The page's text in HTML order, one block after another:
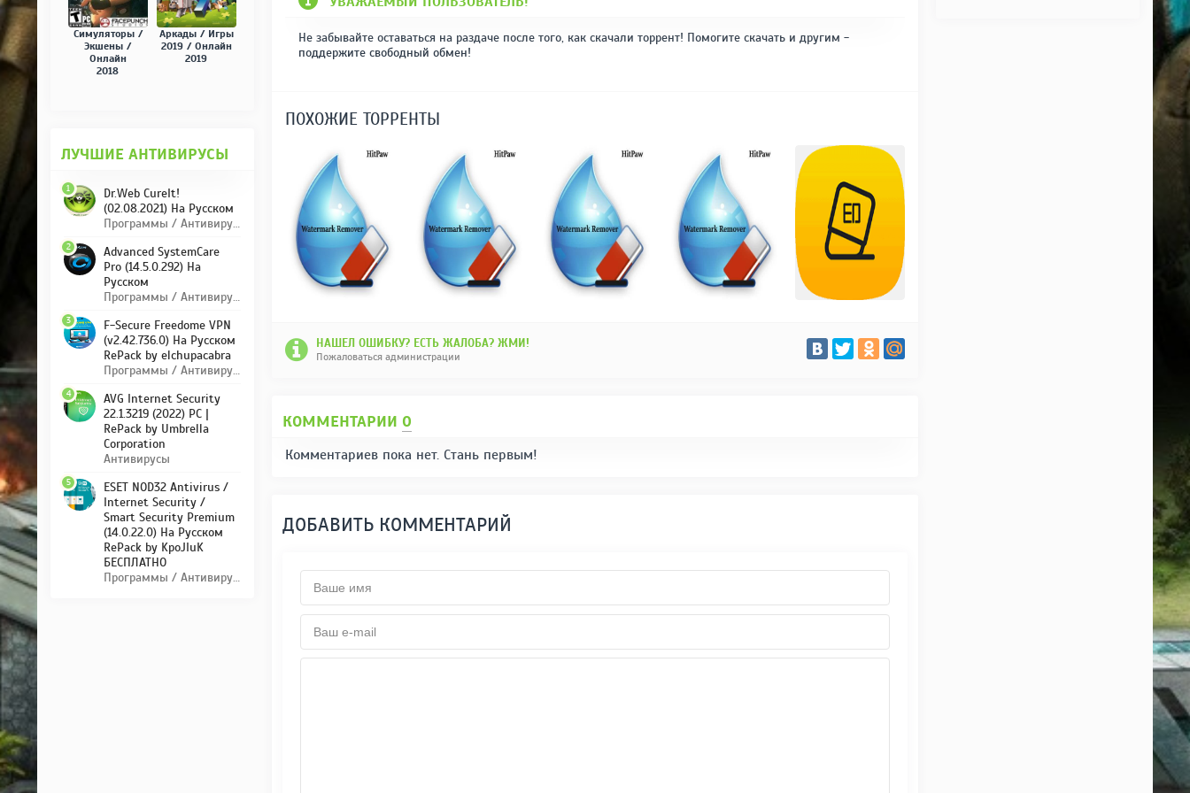
Не забывайте оставаться на раздаче после того, как скачали торрент! Помогите скачать и другим -
поддержите свободный обмен!
ПОХОЖИЕ ТОРРЕНТЫ
НАШЕЛ ОШИБКУ? ЕСТЬ ЖАЛОБА? ЖМИ!
Пожаловаться администрации
КОММЕНТАРИИ 0
Комментариев пока нет. Стань первым!
ДОБАВИТЬ КОММЕНТАРИЙ
Симуляторы /
Экшены /
Онлайн
2018
Аркады / Игры
2019 / Онлайн
2019
ЛУЧШИЕ АНТИВИРУСЫ
Dr.Web CureIt!
(02.08.2021) На Русском
Программы / Антивирусы
1
Advanced SystemCare
Pro (14.5.0.292) На
Русском
Программы / Антивирусы
2
F-Secure Freedome VPN
(v2.42.736.0) На Русском
RePack by elchupacabra
Программы / Антивирусы
3
AVG Internet Security
22.1.3219 (2022) PC |
RePack by Umbrella
Corporation
Антивирусы
4
ESET NOD32 Antivirus /
Internet Security /
Smart Security Premium
(14.0.22.0) На Русском
RePack by KpoJIuK
БЕСПЛАТНО
Программы / Антивирусы
5